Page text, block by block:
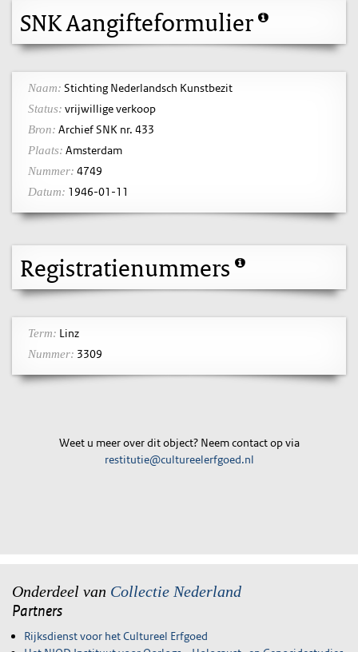
SNK Aangifteformulier
Naam: Stichting Nederlandsch Kunstbezit
Status: vrijwillige verkoop
Bron: Archief SNK nr. 433
Plaats: Amsterdam
Nummer: 4749
Datum: 1946-01-11
Registratienummers
Term: Linz
Nummer: 3309
Weet u meer over dit object? Neem contact op via
restitutie@cultureelerfgoed.nl
Onderdeel van Collectie Nederland
Partners
Rijksdienst voor het Cultureel Erfgoed